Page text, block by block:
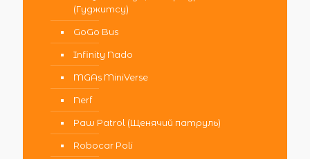
(Гуджитсу)
GoGo Bus
Infinity Nado
MGAs MiniVerse
Nerf
Paw Patrol (Щенячий патруль)
Robocar Poli